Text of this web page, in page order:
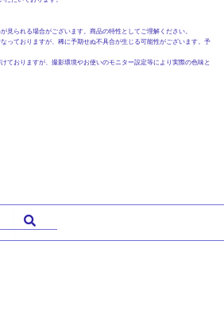
見られる場合がございます。商品の特性としてご理解ください。
っておりますが、稀に予期せぬ不具合が生じる可能性がございます。予
ておりますが、撮影環境やお使いのモニター設定等により実際の色味と